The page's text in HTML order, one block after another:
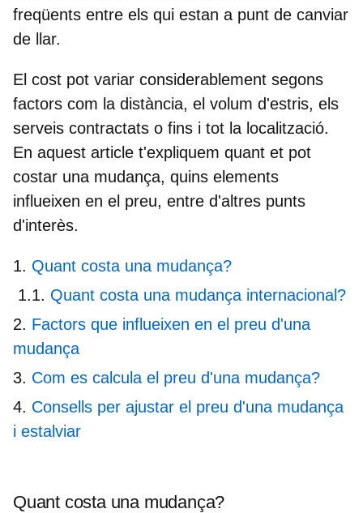
freqüents entre els qui estan a punt de canviar
de llar.
El cost pot variar considerablement segons
factors com la distància, el volum d'estris, els
serveis contractats o fins i tot la localització.
En aquest article t'expliquem quant et pot
costar una mudança, quins elements
influeixen en el preu, entre d'altres punts
d'interès.
Quant costa una mudança?
Quant costa una mudança internacional?
Factors que influeixen en el preu d'una
mudança
Com es calcula el preu d'una mudança?
Consells per ajustar el preu d'una mudança
i estalviar
Quant costa una mudança?